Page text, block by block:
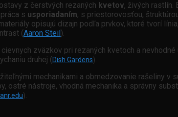
z čerstvých rezaných kvetov, živých rastlín.
s usporiadaním, s priestorovosťou,
opisujú dizajn podľa prvkov, ktoré tvorí
(Aaron Steil ).
zväzkov pri rezaných kvetoch a
druhej (Dish Gardens).
mechanikami a obmedzovanie rašeliny v
ostré nástroje, vhodná mechanika a správny
).